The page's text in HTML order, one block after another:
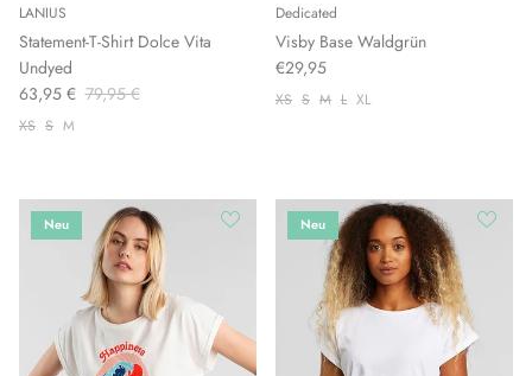
LANIUS
Statement-T-Shirt Dolce Vita
Undyed
63,95 € 79,95 €
XS S M
Dedicated
Visby Base Waldgrün
€29,95
XS S M L XL
Neu Neu